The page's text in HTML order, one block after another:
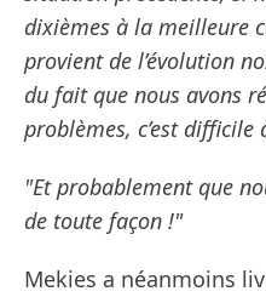
dixièmes à la meilleure
provient de l’évolution
du fait que nous avons
problèmes, c’est difficile
"Et probablement que
de toute façon !"
Mekies a néanmoins